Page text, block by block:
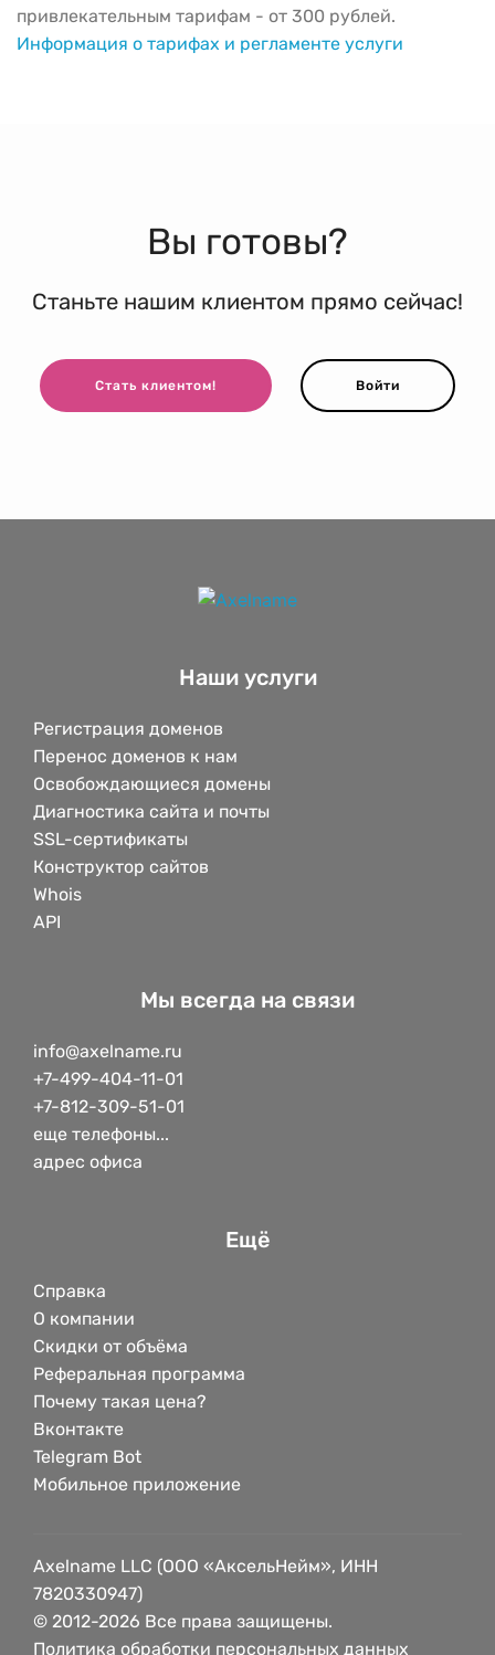
привлекательным тарифам - от 300 рублей.
Информация о тарифах и регламенте услуги
Вы готовы?
Станьте нашим клиентом прямо сейчас!
Стать клиентом! Войти
Наши услуги
Регистрация доменов
Перенос доменов к нам
Освобождающиеся домены
Диагностика сайта и почты
SSL-сертификаты
Конструктор сайтов
Whois
API
Мы всегда на связи
info@axelname.ru
+7-499-404-11-01
+7-812-309-51-01
еще телефоны...
адрес офиса
Ещё
Справка
О компании
Скидки от объёма
Реферальная программа
Почему такая цена?
Вконтакте
Telegram Bot
Мобильное приложение
Axelname LLC (ООО «АксельНейм», ИНН
7820330947)
© 2012-2026 Все права защищены.
Политика обработки персональных данных